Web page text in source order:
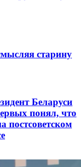
старину
Беларуси
понял, что
постсоветском